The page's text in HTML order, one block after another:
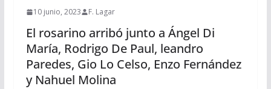
10 junio, 2023 F. Lagar
El rosarino arribó junto a Ángel Di
María, Rodrigo De Paul, leandro
Paredes, Gio Lo Celso, Enzo Fernández
y Nahuel Molina